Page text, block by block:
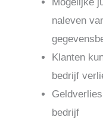
naleven
Klanten
bedrijf
bedrijf